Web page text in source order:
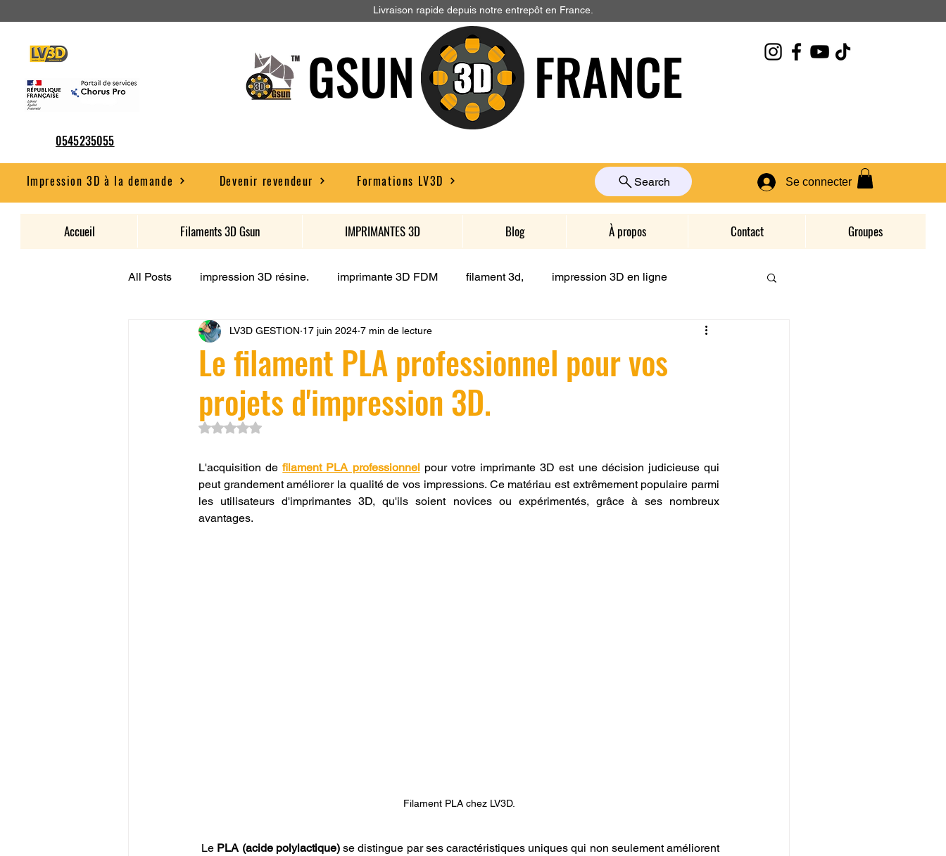
Livraison rapide depuis notre entrepôt en France.
0545235055
GSUN FRANCE
Impression 3D à la demande Devenir revendeur Formations LV3D Se connecter
Search
Accueil Filaments 3D Gsun IMPRIMANTES 3D Blog À propos Contact Groupes
All Posts impression 3D résine. imprimante 3D FDM filament 3d, impression 3D en ligne
CONCESSION LV3D JEU LV3D Formation
Formation à l'impression 3D CPF impression 3D à la demande
Entretien imprimante 3D postraitement SNAPMAKER CRÉALITY SPARK X I7 CREALITY
Le filament PLA professionnel pour vos
projets d'impression 3D.
LV3D GESTION 17 juin 2024 7 min de lecture
Noté NaN étoiles sur 5.
L'acquisition de filament PLA professionnel pour votre imprimante 3D est une décision judicieuse qui
peut grandement améliorer la qualité de vos impressions. Ce matériau est extrêmement populaire parmi
les utilisateurs d'imprimantes 3D, qu'ils soient novices ou expérimentés, grâce à ses nombreux
avantages.
Filament PLA chez LV3D.
Le PLA (acide polylactique) se distingue par ses caractéristiques uniques qui non seulement améliorent